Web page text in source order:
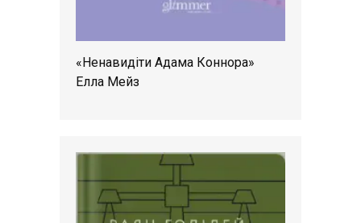
«Ненавидіти Адама Коннора»
Елла Мейз